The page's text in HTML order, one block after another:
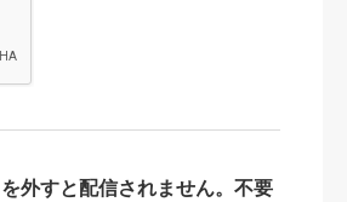
外すと配信されません。不要